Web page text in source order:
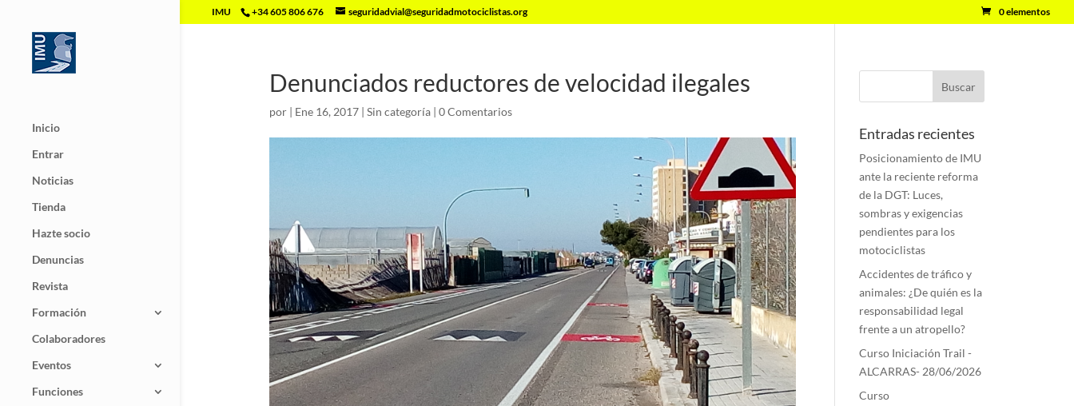
IMU +34 605 806 676 seguridadvial@seguridadmotociclistas.org 0 elementos
Inicio
Entrar
Noticias
Tienda
Hazte socio
Denuncias
Revista
Formación
Colaboradores
Eventos
Funciones
Denunciados reductores de velocidad ilegales
por | Ene 16, 2017| Sin categoría| 0 Comentarios
Entradas recientes
Posicionamiento de IMU
ante la reciente reforma
de la DGT: Luces,
sombras y exigencias
pendientes para los
motociclistas
Accidentes de tráfico y
animales: ¿De quién es la
responsabilidad legal
frente a un atropello?
Curso Iniciación Trail -
ALCARRAS- 28/06/2026
Curso